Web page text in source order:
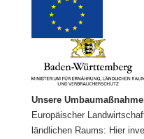
Unsere
Europäischer
ländlichen Raums: Hier